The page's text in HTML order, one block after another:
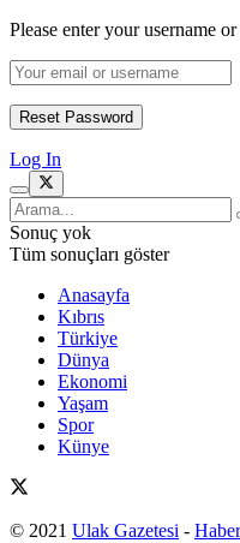
Please enter your username
Log In
Sonuç yok
Tüm sonuçları göster
Anasayfa
Kıbrıs
Türkiye
Dünya
Ekonomi
Yaşam
Spor
Künye
© 2021 Ulak Gazetesi -